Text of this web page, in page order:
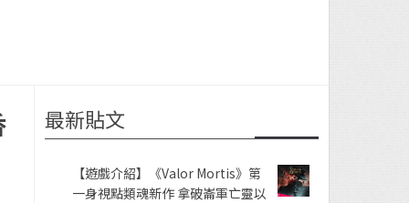
最新貼文
【遊戲介紹】《Valor Mortis》第
一身視點類魂新作 拿破崙軍亡靈以